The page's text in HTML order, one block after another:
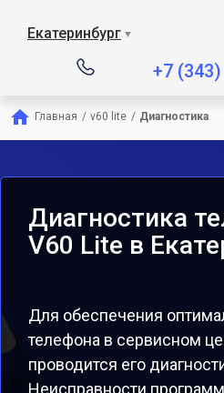
Екатеринбург ▼
+7
Главная / v60 lite / Диагностика
Диагностика
V60 Lite в
Для обеспечения
телефона в сервисном
проводится его
Неисправности